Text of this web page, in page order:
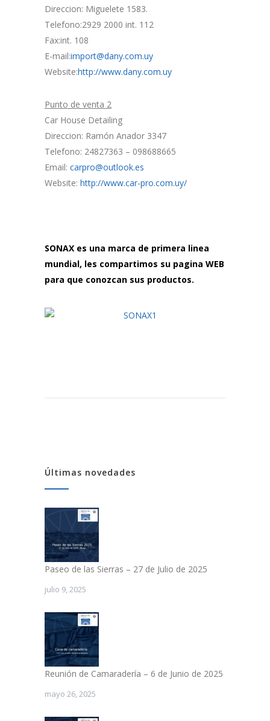
Direccion: Miguelete 1583.
Telefono:2929 2000 int. 112
Fax:int. 108
E-mail:import@dany.com.uy
Website:http://www.dany.com.uy
Punto de venta 2
Car House Detailing
Direccion: Ramón Anador 3347
Telefono: 24827363 – 098688665
Email: carpro@outlook.es
Website: http://www.car-pro.com.uy/
SONAX es una marca de primera linea
mundial, les compartimos su pagina WEB
para que conozcan sus productos.
Últimas novedades
Paseo de las Sierras – 27 de Julio de 2025
julio 9, 2025
Reunión de Camaradería – 6 de Junio de 2025
mayo 26, 2025